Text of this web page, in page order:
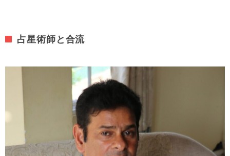
占星術師と合流